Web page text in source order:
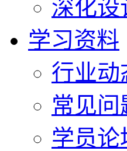
深化设
学习资料
行业动
常见问
学员论